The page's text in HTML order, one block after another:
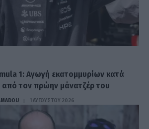
1: Αγωγή εκατομμυρίων κατά
από τον πρώην μάνατζέρ του
1 ΑΥΓΟΎΣΤΟΥ 2026